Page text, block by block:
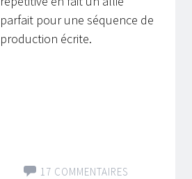
parfait pour une séquence de
production écrite.
17 COMMENTAIRES